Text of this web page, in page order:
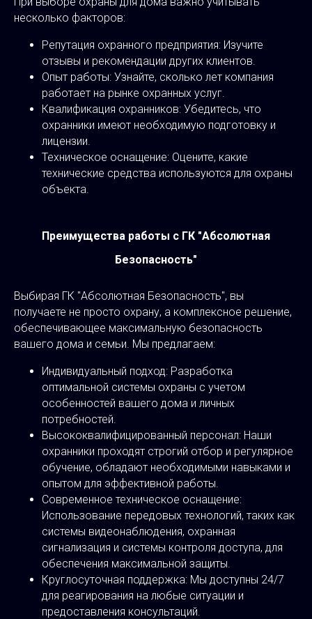
несколько факторов:
Репутация охранного предприятия: Изучите
отзывы и рекомендации других клиентов.
Опыт работы: Узнайте, сколько лет компания
работает на рынке охранных услуг.
Квалификация охранников: Убедитесь, что
охранники имеют необходимую подготовку и
лицензии.
Техническое оснащение: Оцените, какие
технические средства используются для охраны
объекта.
Преимущества работы с ГК "Абсолютная
Безопасность"
Выбирая ГК "Абсолютная Безопасность", вы
получаете не просто охрану, а комплексное решение,
обеспечивающее максимальную безопасность
вашего дома и семьи. Мы предлагаем:
Индивидуальный подход: Разработка
оптимальной системы охраны с учетом
особенностей вашего дома и личных
потребностей.
Высококвалифицированный персонал: Наши
охранники проходят строгий отбор и регулярное
обучение, обладают необходимыми навыками и
опытом для эффективной работы.
Современное техническое оснащение:
Использование передовых технологий, таких как
системы видеонаблюдения, охранная
сигнализация и системы контроля доступа, для
обеспечения максимальной защиты.
Круглосуточная поддержка: Мы доступны 24/7
для реагирования на любые ситуации и
предоставления консультаций.